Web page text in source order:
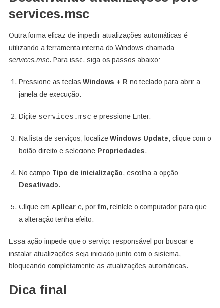
services.msc
Outra forma eficaz de impedir atualizações automáticas é
utilizando a ferramenta interna do Windows chamada
services.msc. Para isso, siga os passos abaixo:
Pressione as teclas Windows + Rno teclado para abrir a
janela de execução.
Digite services.msc e pressione Enter.
Na lista de serviços, localize Windows Update, clique com o
botão direito e selecione Propriedades.
No campo Tipo de inicialização, escolha a opção
Desativado.
Clique em Aplicare, por fim, reinicie o computador para que
a alteração tenha efeito.
Essa ação impede que o serviço responsável por buscar e
instalar atualizações seja iniciado junto com o sistema,
bloqueando completamente as atualizações automáticas.
Dica final